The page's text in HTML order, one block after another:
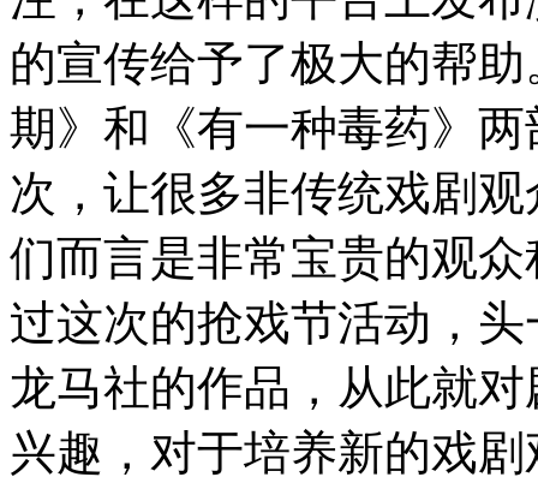
的宣传给予了极大的帮
期》和《有一种毒药》
次，让很多非传统戏剧
们而言是非常宝贵的观
过这次的抢戏节活动，
龙马社的作品，从此就
兴趣，对于培养新的戏